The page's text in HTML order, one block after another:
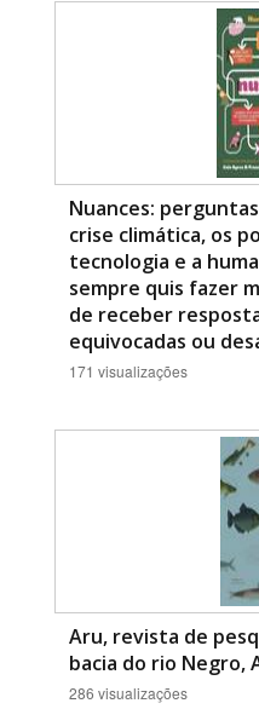
Nuances:
crise climática, os
tecnologia e a
sempre quis fazer
de receber
equivocadas ou
171 visualizações
Aru, revista de
bacia do rio Negro,
286 visualizações